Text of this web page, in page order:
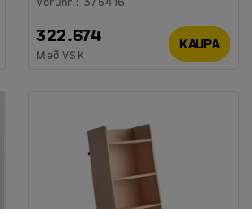
322.674
Með VSK
KAUPA